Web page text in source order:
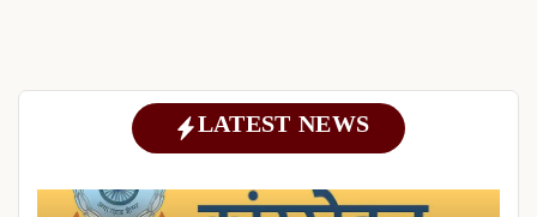
LATEST NEWS